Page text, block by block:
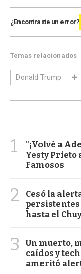
¿Encontraste un error?
Temas relacionados
Donald Trump
1
"¡Volvé a
Yesty Prieto
Famosos
2
Cesó la
persistentes
hasta el
3
Un muerto,
caídos y
ameritó